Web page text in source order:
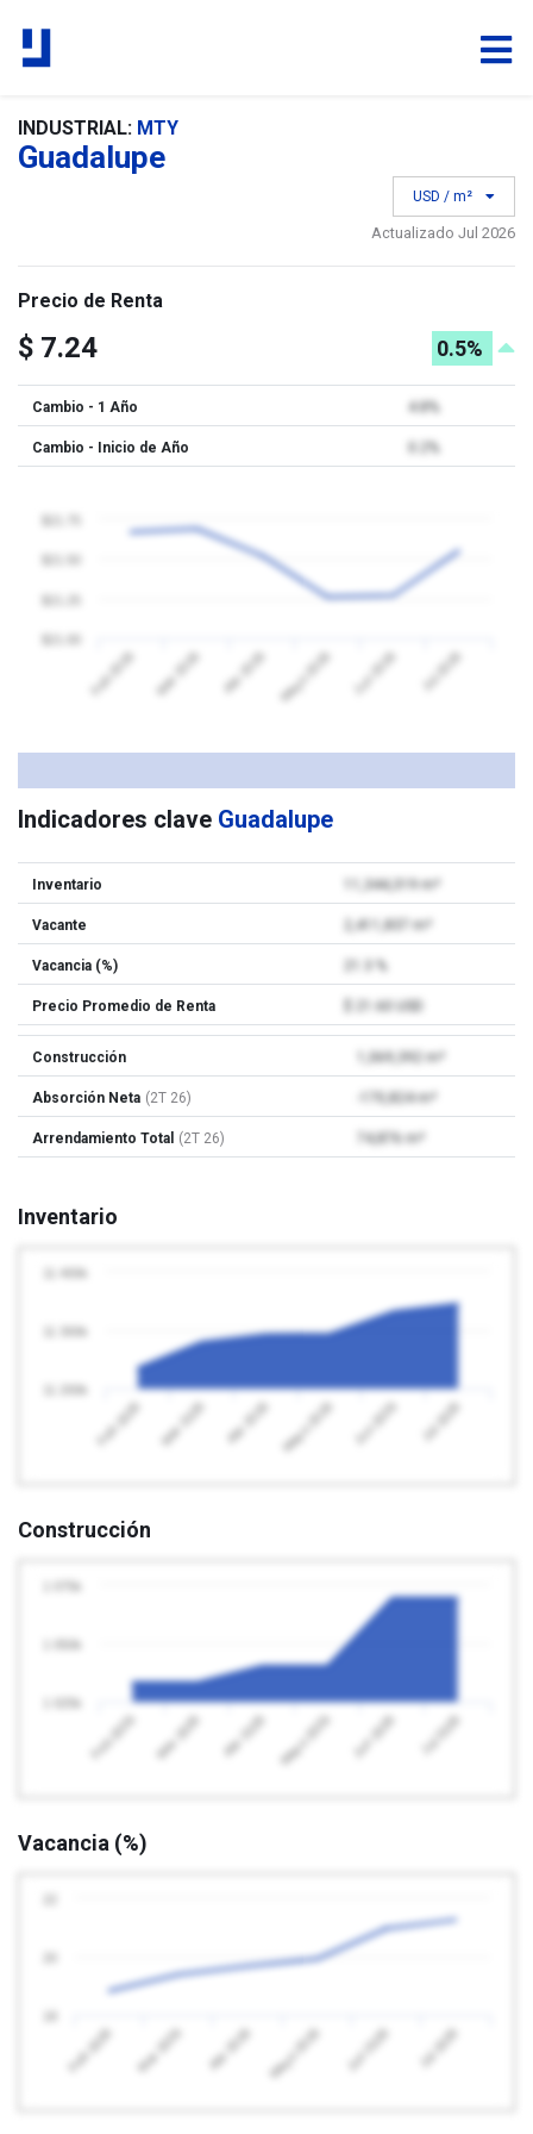
INDUSTRIAL: MTY
Guadalupe
USD / m²
Actualizado Jul 2026
Precio de Renta
$ 7.24 0.5%
Cambio - 1 Año 4.8%
Cambio - Inicio de Año
Feb 2026 Mar 2026 Abr 2026 Mayo 2026 Jun 2026 Jul 2026
Indicadores clave Guadalupe
Inventario 11,344,319 m²
Vacante
Vacancia (%)
Precio Promedio de Renta
Construcción
Absorción Neta (2T 26)
Arrendamiento Total (2T 26)
Inventario
Feb 2026 Mar 2026 Abr 2026 Mayo 2026 Jun 2026 Jul 2026
Construcción
Feb 2026 Mar 2026 Abr 2026 Mayo 2026 Jun 2026 Jul 2026
Vacancia (%)
Feb 2026 Mar 2026 Abr 2026 Mayo 2026 Jun 2026 Jul 2026